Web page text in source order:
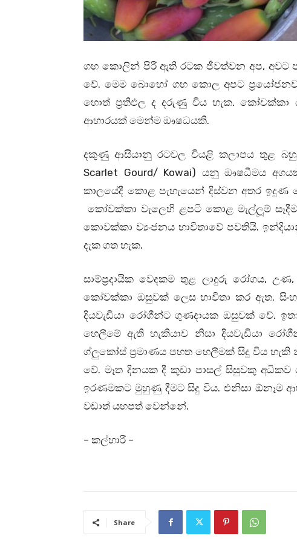
ගහ කොලින් පිරී ඇති රටක ජීවත්වන අප, අවට
වේ. මෙම බොහෝ ගහ කොල අපට
හොත් ප්‍රතිඵල ද දරුණු විය හැක.
ආහාරයක් මෙන්ම ඖෂධයකි.
දකුණු ආසියානු රටවල වියළි කලාපය තුළ
Scarlet Gourd/ Kowai) යනු ඖෂධීමය
කාලයේදී කොළ පැහැයෙන් දිස්වන අතර ඉදුණ
කෝවක්කා වැලෙහි ළපටි කොළ මැල්ලූම්
කොවක්කා ව්‍යංජනය භාවිතාවේ පවතියි.
දැක ගත හැක.
සාම්ප්‍රදායික වෙදකම තුළ ලාදුරු රෝගය,
කෝවක්කා ඔසුවක් ලෙස භාවිතා කර ඇත.
දියවැඩියා රෝගීන්ට ගුණදායක ඔසුවක් වේ.
හෙලීමේ ඇති හැකියාව නිසා දියවැඩියා
ග්ලුකෝස් ප්‍රමාණය පහත හෙලීමක් සිදු විය හැකි
වේ. මෑත දිනයක දී කුඩා පාසල් සිසුවකු
ඉරණමකට මුහුණු දීමට සිදු විය. එනිසා ඕනෑම
වඩාත් යහපත් වෙන්නේ.
– කල්හාරී –
Share